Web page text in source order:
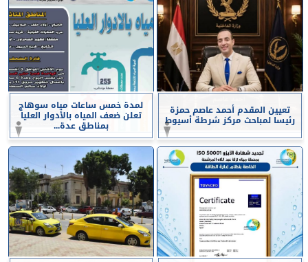
تعيين المقدم أحمد عاصم حمزة
رئيسا لمباحث مركز شرطة أسيوط
لمدة خمس ساعات مياه سوهاج
تعلن ضعف المياه بالأدوار العليا
بمناطق عدة...